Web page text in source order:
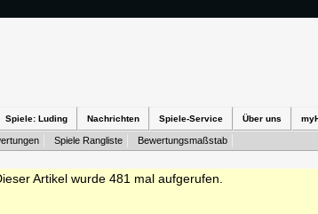
Spiele: Luding Nachrichten Spiele-Service Über uns
Spiele Rangliste Bewertungsmaßstab
Artikel wurde 481 mal aufgerufen.